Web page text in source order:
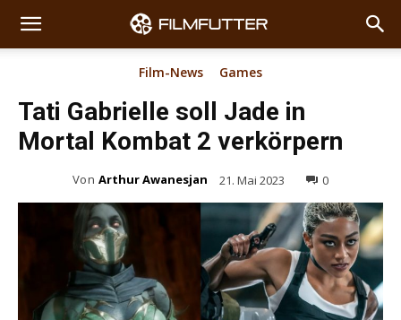
Film-News Games
Tati Gabrielle soll Jade in
Mortal Kombat 2 verkörpern
Von Arthur Awanesjan 21. Mai 2023 0